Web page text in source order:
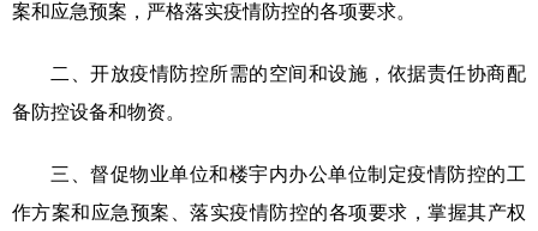
案和应急预案，严格落实疫情防控的各项要求。
二、开放疫情防控所需的空间和设施，依据责任协商配
备防控设备和物资。
三、督促物业单位和楼宇内办公单位制定疫情防控的工
作方案和应急预案、落实疫情防控的各项要求，掌握其产权